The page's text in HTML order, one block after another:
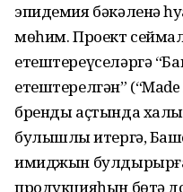
эпидемия бәкәленә
мөһим. Проект
етештереүселәргә
етештерелгән”
бренды аҫтында
булышлыҡ итергә,
имиджын
продукцияһын бөтә